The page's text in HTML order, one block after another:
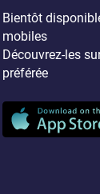
Bientôt
mobiles
Découvrez-les
préférée